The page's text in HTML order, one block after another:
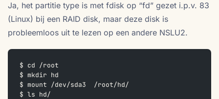
Ja, het partitie type is met fdisk op “fd” gezet i.p.v. 83
(Linux) bij een RAID disk, maar deze disk is
probleemloos uit te lezen op een andere NSLU2.
$ cd /root
$ mkdir hd
$ mount /dev/sda3  /root/hd/
$ ls hd/